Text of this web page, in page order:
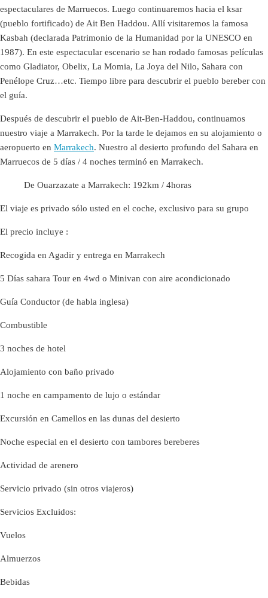
espectaculares de Marruecos. Luego continuaremos hacia el ksar
(pueblo fortificado) de Ait Ben Haddou. Allí visitaremos la famosa
Kasbah (declarada Patrimonio de la Humanidad por la UNESCO en
1987). En este espectacular escenario se han rodado famosas películas
como Gladiator, Obelix, La Momia, La Joya del Nilo, Sahara con
Penélope Cruz…etc. Tiempo libre para descubrir el pueblo bereber con
el guía.
Después de descubrir el pueblo de Ait-Ben-Haddou, continuamos
nuestro viaje a Marrakech. Por la tarde le dejamos en su alojamiento o
aeropuerto en Marrakech. Nuestro al desierto profundo del Sahara en
Marruecos de 5 días / 4 noches terminó en Marrakech.
De Ouarzazate a Marrakech: 192km / 4horas
El viaje es privado sólo usted en el coche, exclusivo para su grupo
El precio incluye :
Recogida en Agadir y entrega en Marrakech
5 Días sahara Tour en 4wd o Minivan con aire acondicionado
Guía Conductor (de habla inglesa)
Combustible
3 noches de hotel
Alojamiento con baño privado
1 noche en campamento de lujo o estándar
Excursión en Camellos en las dunas del desierto
Noche especial en el desierto con tambores bereberes
Actividad de arenero
Servicio privado (sin otros viajeros)
Servicios Excluidos:
Vuelos
Almuerzos
Bebidas